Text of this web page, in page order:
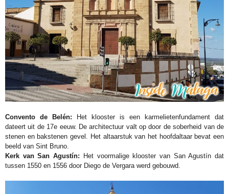
Convento de Belén: Het klooster is een karmelietenfundament dat
dateert uit de 17e eeuw. De architectuur valt op door de soberheid van de
stenen en bakstenen gevel. Het altaarstuk van het hoofdaltaar bevat een
beeld van Sint Bruno.
Kerk van San Agustín: Het voormalige klooster van San Agustín dat
tussen 1550 en 1556 door Diego de Vergara werd gebouwd.